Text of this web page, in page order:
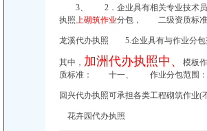
济网——国家经济门户
内幕_新浪博客
地_中国网
时董事会会议决议公告_新
册
-[中财网]
诗代理加盟费用多少、价格
3、 2．企业具有相关专业技术员
执照上砌筑作业分包， 二级资质标
龙溪代办执照 5.企业具有与作业分包
其中， 加洲代办执照中、
模板
质标准： 十一、 作业分包范围：
回兴代办执照可承担各类工程砌筑作业(
花卉园代办执照